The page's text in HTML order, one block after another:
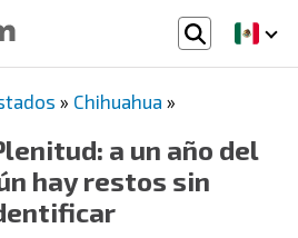
» Chihuahua »
a un año del
hay restos sin